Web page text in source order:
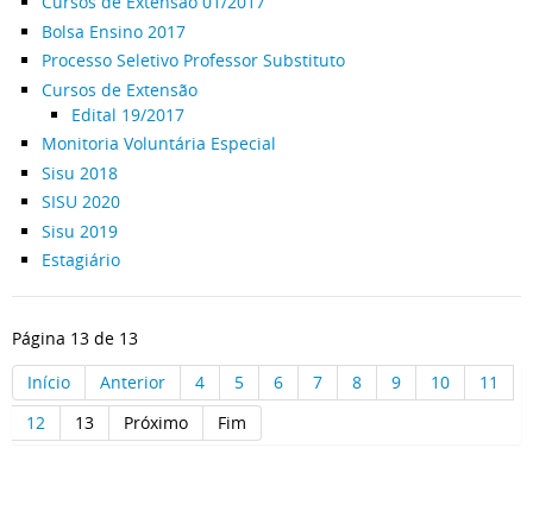
Bolsa Ensino 2017
Processo Seletivo Professor Substituto
Cursos de Extensão
Edital 19/2017
Monitoria Voluntária Especial
Sisu 2018
SISU 2020
Sisu 2019
Estagiário
Página 13 de 13
Início
Anterior 4 5 6 7 8 9 10
11
12
13 Próximo Fim